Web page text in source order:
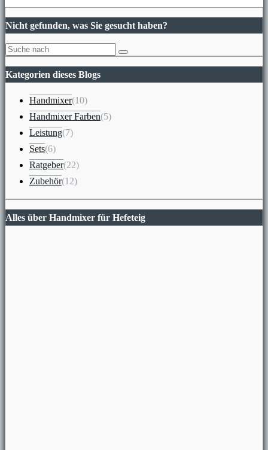
Nicht gefunden, was Sie gesucht haben?
Kategorien dieses Blogs
Handmixer(10)
Handmixer Farben(5)
Leistung(7)
Sets(6)
Ratgeber(22)
Zubehör(12)
Alles über Handmixer für Hefeteig